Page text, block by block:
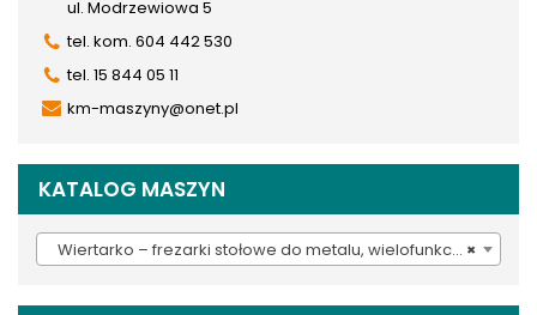
ul. Modrzewiowa 5
tel. kom. 604 442 530
tel. 15 844 05 11
km-maszyny@onet.pl
KATALOG MASZYN
×
Wiertarko – frezarki stołowe do metalu, wielofunkcyjne (28)